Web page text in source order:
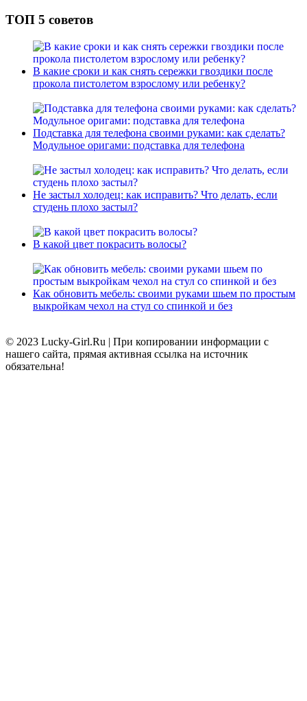
ТОП 5 советов
В какие сроки и как снять сережки гвоздики после
прокола пистолетом взрослому или ребенку?
Подставка для телефона своими руками: как сделать?
Модульное оригами: подставка для телефона
Не застыл холодец: как исправить? Что делать, если
студень плохо застыл?
В какой цвет покрасить волосы?
Как обновить мебель: своими руками шьем по простым
выкройкам чехол на стул со спинкой и без
© 2023 Lucky-Girl.Ru | При копировании информации с
нашего сайта, прямая активная ссылка на источник
обязательна!